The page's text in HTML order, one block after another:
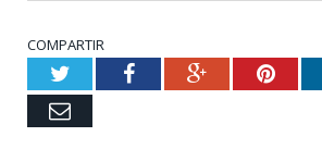
COMPARTIR
TwitterFacebookGoogle+
Email